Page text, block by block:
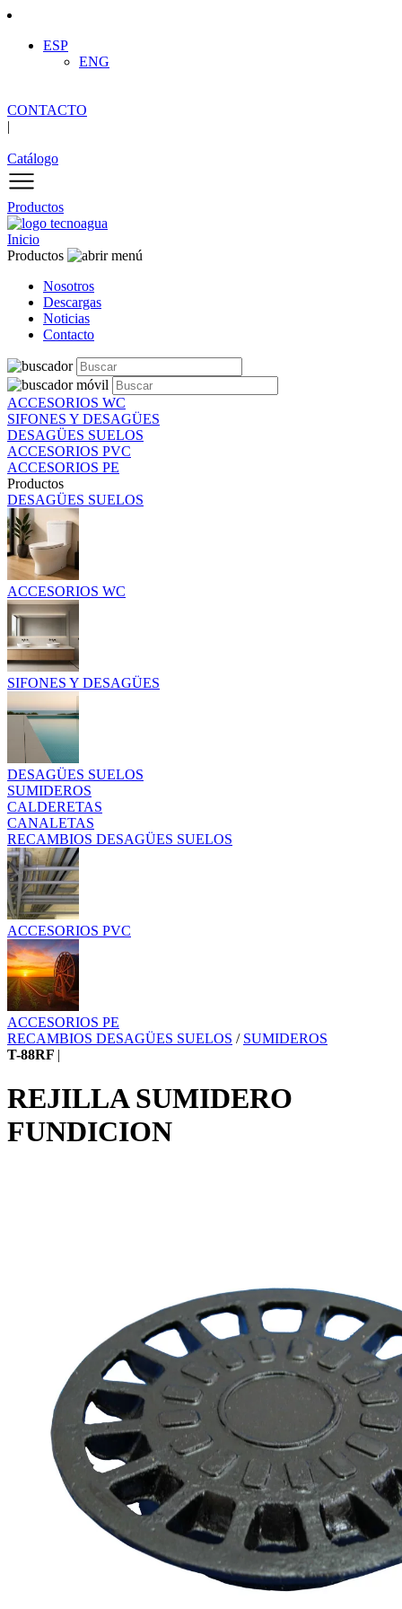
ESP
ENG
CONTACTO
|
Catálogo
Productos
Inicio
Productos
Nosotros
Descargas
Noticias
Contacto
ACCESORIOS WC
SIFONES Y DESAGÜES
DESAGÜES SUELOS
ACCESORIOS PVC
ACCESORIOS PE
Productos
DESAGÜES SUELOS
ACCESORIOS WC
SIFONES Y DESAGÜES
DESAGÜES SUELOS
SUMIDEROS
CALDERETAS
CANALETAS
RECAMBIOS DESAGÜES SUELOS
ACCESORIOS PVC
ACCESORIOS PE
RECAMBIOS DESAGÜES SUELOS / SUMIDEROS
T-88RF |
REJILLA SUMIDERO
FUNDICION